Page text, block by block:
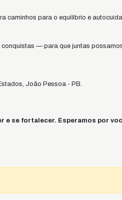
caminhos para o equilíbrio e
— para que juntas
João Pessoa - PB.
e se fortalecer. Esperamos por